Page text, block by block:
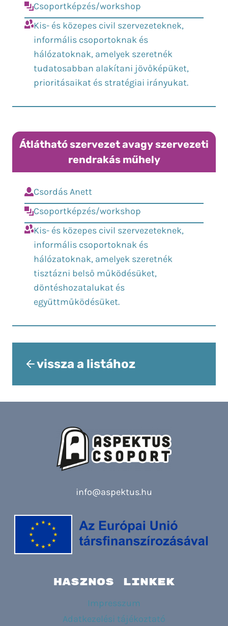
Csoportképzés/workshop
Kis- és közepes civil szervezeteknek,
informális csoportoknak és
hálózatoknak, amelyek szeretnék
tudatosabban alakítani jövőképüket,
prioritásaikat és stratégiai irányukat.
Átlátható szervezet avagy szervezeti
rendrakás műhely
Csordás Anett
Csoportképzés/workshop
Kis- és közepes civil szervezeteknek,
informális csoportoknak és
hálózatoknak, amelyek szeretnék
tisztázni belső működésüket,
döntéshozatalukat és
együttműködésüket.
vissza a listához
info@aspektus.hu
HASZNOS LINKEK
Impresszum
Adatkezelési tájékoztató